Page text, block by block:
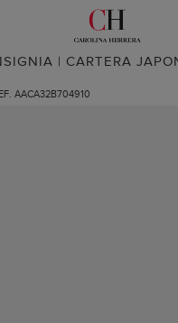
| CARTERA
AACA32B704910